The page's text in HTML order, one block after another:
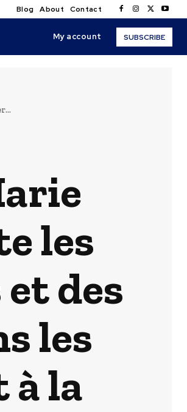
Blog About Contact
My account SUBSCRIBE
les
des
les
à la